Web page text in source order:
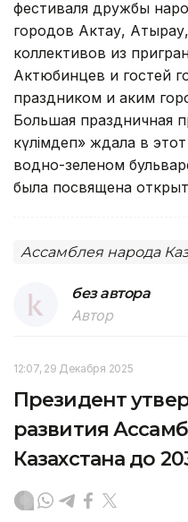
фестиваля дружбы
городов Актау,
коллективов из
Актюбинцев и гостей
праздником и аким
Большая праздничная
күлімдеп» ждала в
водно-зеленом
была посвящена
Ассамблея народа
без автора
Автор
12:07, 29 Декабря 2025
Президент
развития
Казахстана до